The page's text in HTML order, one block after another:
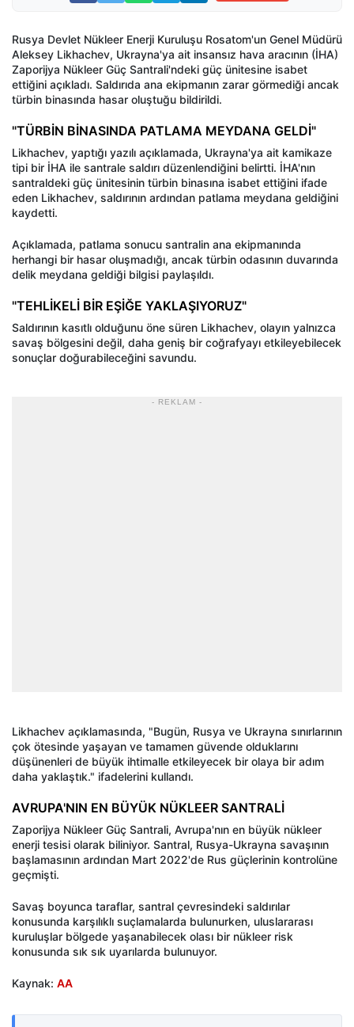
Rusya Devlet Nükleer Enerji Kuruluşu Rosatom'un Genel Müdürü
Aleksey Likhachev, Ukrayna'ya ait insansız hava aracının (İHA)
Zaporijya Nükleer Güç Santrali'ndeki güç ünitesine isabet
ettiğini açıkladı. Saldırıda ana ekipmanın zarar görmediği ancak
türbin binasında hasar oluştuğu bildirildi.
"TÜRBİN BİNASINDA PATLAMA MEYDANA GELDİ"
Likhachev, yaptığı yazılı açıklamada, Ukrayna'ya ait kamikaze
tipi bir İHA ile santrale saldırı düzenlendiğini belirtti. İHA'nın
santraldeki güç ünitesinin türbin binasına isabet ettiğini ifade
eden Likhachev, saldırının ardından patlama meydana geldiğini
kaydetti.
Açıklamada, patlama sonucu santralin ana ekipmanında
herhangi bir hasar oluşmadığı, ancak türbin odasının duvarında
delik meydana geldiği bilgisi paylaşıldı.
"TEHLİKELİ BİR EŞİĞE YAKLAŞIYORUZ"
Saldırının kasıtlı olduğunu öne süren Likhachev, olayın yalnızca
savaş bölgesini değil, daha geniş bir coğrafyayı etkileyebilecek
sonuçlar doğurabileceğini savundu.
- REKLAM -
Likhachev açıklamasında, "Bugün, Rusya ve Ukrayna sınırlarının
çok ötesinde yaşayan ve tamamen güvende olduklarını
düşünenleri de büyük ihtimalle etkileyecek bir olaya bir adım
daha yaklaştık." ifadelerini kullandı.
AVRUPA'NIN EN BÜYÜK NÜKLEER SANTRALİ
Zaporijya Nükleer Güç Santrali, Avrupa'nın en büyük nükleer
enerji tesisi olarak biliniyor. Santral, Rusya-Ukrayna savaşının
başlamasının ardından Mart 2022'de Rus güçlerinin kontrolüne
geçmişti.
Savaş boyunca taraflar, santral çevresindeki saldırılar
konusunda karşılıklı suçlamalarda bulunurken, uluslararası
kuruluşlar bölgede yaşanabilecek olası bir nükleer risk
konusunda sık sık uyarılarda bulunuyor.
Kaynak: AA